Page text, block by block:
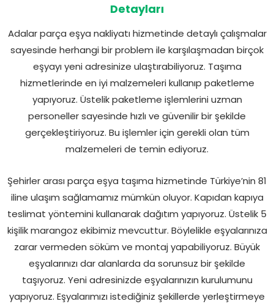
Detayları
Adalar parça eşya nakliyatı hizmetinde detaylı çalışmalar
sayesinde herhangi bir problem ile karşılaşmadan birçok
eşyayı yeni adresinize ulaştırabiliyoruz. Taşıma
hizmetlerinde en iyi malzemeleri kullanıp paketleme
yapıyoruz. Üstelik paketleme işlemlerini uzman
personeller sayesinde hızlı ve güvenilir bir şekilde
gerçekleştiriyoruz. Bu işlemler için gerekli olan tüm
malzemeleri de temin ediyoruz.
Şehirler arası parça eşya taşıma hizmetinde Türkiye’nin 81
iline ulaşım sağlamamız mümkün oluyor. Kapıdan kapıya
teslimat yöntemini kullanarak dağıtım yapıyoruz. Üstelik 5
kişilik marangoz ekibimiz mevcuttur. Böylelikle eşyalarınıza
zarar vermeden söküm ve montaj yapabiliyoruz. Büyük
eşyalarınızı dar alanlarda da sorunsuz bir şekilde
taşıyoruz. Yeni adresinizde eşyalarınızın kurulumunu
yapıyoruz. Eşyalarımızı istediğiniz şekillerde yerleştirmeye